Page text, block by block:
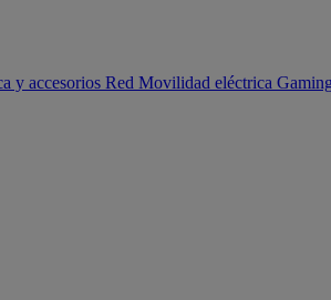
y accesorios Red Movilidad eléctrica